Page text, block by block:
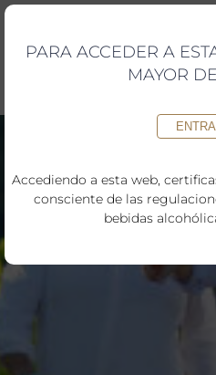
Saltar
contenido
PARA ACCEDER A
MAYOR
Accediendo a esta web,
consciente de las
bebidas